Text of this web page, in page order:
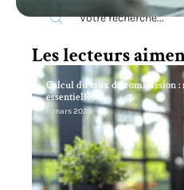
Les lecteurs
Calcul du taux de commission :
essentielles
11 mars 2026